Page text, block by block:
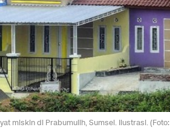
miskin di Prabumulih, Sumsel. Ilustrasi. (Foto: